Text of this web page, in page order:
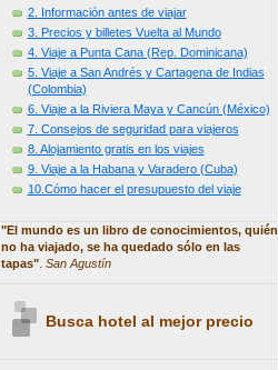
2. Información antes de viajar
3. Precios y billetes Vuelta al Mundo
4. Viaje a Punta Cana (Rep. Dominicana)
5. Viaje a San Andrés y Cartagena de Indias
(Colombia)
6. Viaje a la Riviera Maya y Cancún (México)
7. Consejos de seguridad para viajeros
8. Alojamiento gratis en los viajes
9. Viaje a la Habana y Varadero (Cuba)
10.Cómo hacer el presupuesto del viaje
"El mundo es un libro de conocimientos, quién
no ha viajado, se ha quedado sólo en las
tapas". San Agustín
Busca hotel al mejor precio